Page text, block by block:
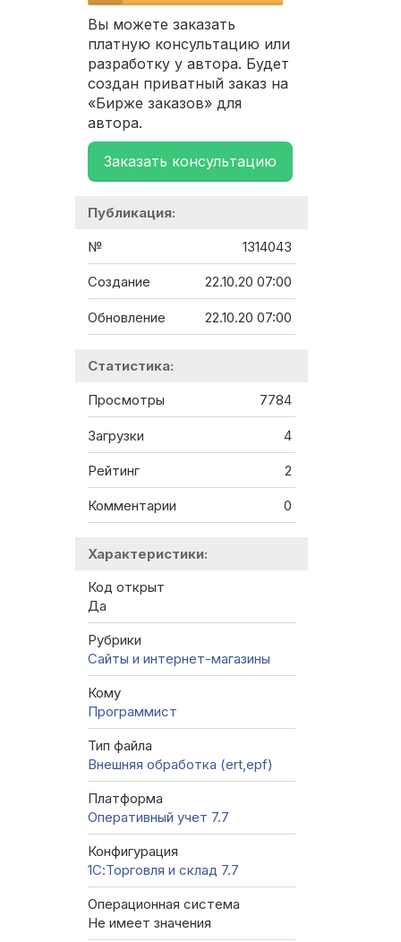
Вы можете заказать
платную консультацию или
разработку у автора. Будет
создан приватный заказ на
«Бирже заказов» для
автора.
Заказать консультацию
Публикация:
№ 1314043
Создание 22.10.20 07:00
Обновление 22.10.20 07:00
Статистика:
Просмотры 7784
Загрузки 4
Рейтинг 2
Комментарии 0
Характеристики:
Код открыт
Да
Рубрики
Сайты и интернет-магазины
Кому
Программист
Тип файла
Внешняя обработка (ert,epf)
Платформа
Оперативный учет 7.7
Конфигурация
1С:Торговля и склад 7.7
Операционная система
Не имеет значения